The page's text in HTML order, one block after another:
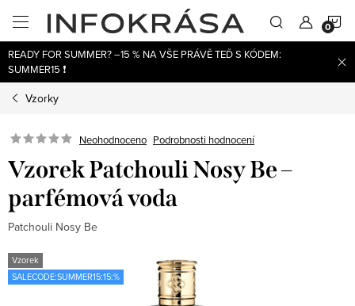
obsah
READY FOR SUMMER? –15 % NA VŠE PRÁVĚ TEĎ S KÓDEM:
SUMMER15 ❗
Vzorky
Neohodnoceno Podrobnosti hodnocení
Vzorek Patchouli Nosy Be –
parfémová voda
Patchouli Nosy Be
Vzorek
SALECODE:SUMMER15:15:%